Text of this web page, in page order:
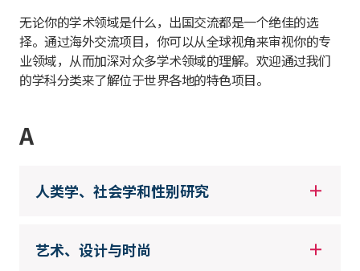
无论你的学术领域是什么，出国交流都是一个绝佳的选
择。通过海外交流项目，你可以从全球视角来审视你的专
业领域，从而加深对众多学术领域的理解。欢迎通过我们
的学科分类来了解位于世界各地的特色项目。
A
人类学、社会学和性别研究
艺术、设计与时尚